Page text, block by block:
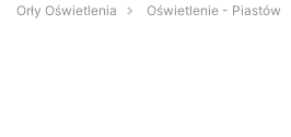
Orły Oświetlenia Oświetlenie - Piastów